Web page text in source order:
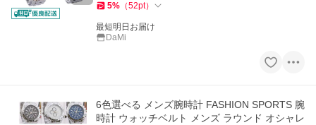
5% （52pt）
最短明日お届け
DaMi
6色選べる メンズ腕時計 FASHION SPORTS 腕
時計 ウォッチベルト メンズ ラウンド オシャレ